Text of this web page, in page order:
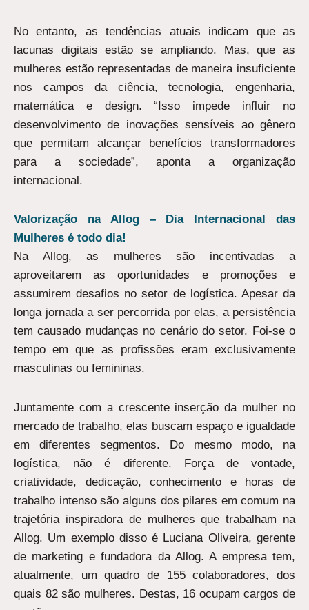
No entanto, as tendências atuais indicam que as
lacunas digitais estão se ampliando. Mas, que as
mulheres estão representadas de maneira insuficiente
nos campos da ciência, tecnologia, engenharia,
matemática e design. “Isso impede influir no
desenvolvimento de inovações sensíveis ao gênero
que permitam alcançar benefícios transformadores
para a sociedade”, aponta a organização
internacional.
Valorização na Allog – Dia Internacional das
Mulheres é todo dia!
Na Allog, as mulheres são incentivadas a
aproveitarem as oportunidades e promoções e
assumirem desafios no setor de logística. Apesar da
longa jornada a ser percorrida por elas, a persistência
tem causado mudanças no cenário do setor. Foi-se o
tempo em que as profissões eram exclusivamente
masculinas ou femininas.
Juntamente com a crescente inserção da mulher no
mercado de trabalho, elas buscam espaço e igualdade
em diferentes segmentos. Do mesmo modo, na
logística, não é diferente. Força de vontade,
criatividade, dedicação, conhecimento e horas de
trabalho intenso são alguns dos pilares em comum na
trajetória inspiradora de mulheres que trabalham na
Allog. Um exemplo disso é Luciana Oliveira, gerente
de marketing e fundadora da Allog. A empresa tem,
atualmente, um quadro de 155 colaboradores, dos
quais 82 são mulheres. Destas, 16 ocupam cargos de